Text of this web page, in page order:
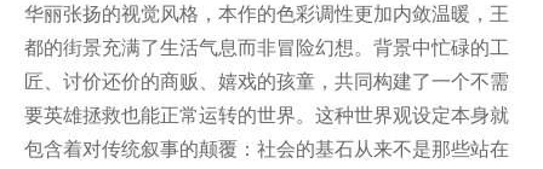
华丽张扬的视觉风格，本作的色彩调性更加内敛温暖，王
都的街景充满了生活气息而非冒险幻想。背景中忙碌的工
匠、讨价还价的商贩、嬉戏的孩童，共同构建了一个不需
要英雄拯救也能正常运转的世界。这种世界观设定本身就
包含着对传统叙事的颠覆：社会的基石从来不是那些站在